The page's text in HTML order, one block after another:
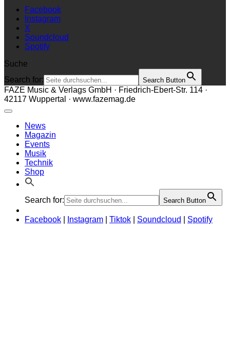
Facebook
Instagram
X
Soundcloud
Spotify
Suche
Search for:
Search Button
FAZE Music & Verlags GmbH · Friedrich-Ebert-Str. 114 ·
42117 Wuppertal · www.fazemag.de
News
Magazin
Events
Musik
Technik
Shop
Search for: Search Button
Facebook Instagram Tiktok Soundcloud Spotify